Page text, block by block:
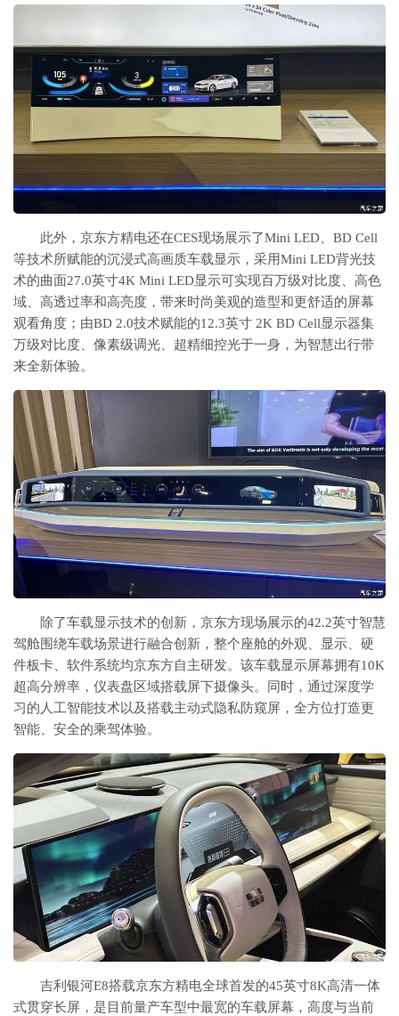
此外，京东方精电还在CES现场展示了Mini LED、BD Cell
等技术所赋能的沉浸式高画质车载显示，采用Mini LED背光技
术的曲面27.0英寸4K Mini LED显示可实现百万级对比度、高色
域、高透过率和高亮度，带来时尚美观的造型和更舒适的屏幕
观看角度；由BD 2.0技术赋能的12.3英寸 2K BD Cell显示器集
万级对比度、像素级调光、超精细控光于一身，为智慧出行带
来全新体验。
除了车载显示技术的创新，京东方现场展示的42.2英寸智慧
驾舱围绕车载场景进行融合创新，整个座舱的外观、显示、硬
件板卡、软件系统均京东方自主研发。该车载显示屏幕拥有10K
超高分辨率，仪表盘区域搭载屏下摄像头。同时，通过深度学
习的人工智能技术以及搭载主动式隐私防窥屏，全方位打造更
智能、安全的乘驾体验。
吉利银河E8搭载京东方精电全球首发的45英寸8K高清一体
式贯穿长屏，是目前量产车型中最宽的车载屏幕，高度与当前